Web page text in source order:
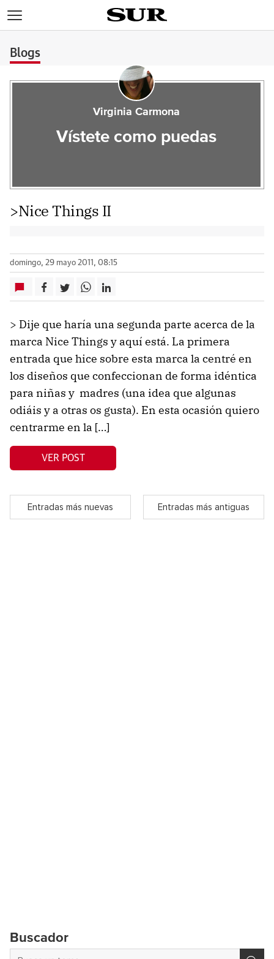
Blogs
Virginia Carmona
Vístete como puedas
>Nice Things II
domingo, 29 mayo 2011, 08:15
> Dije que haría una segunda parte acerca de la
marca Nice Things y aquí está. La primera
entrada que hice sobre esta marca la centré en
los diseños que confeccionan de forma idéntica
para niñas y madres (una idea que algunas
odiáis y a otras os gusta). En esta ocasión quiero
centrarme en la […]
VER POST
Entradas más nuevas Entradas más antiguas
Buscador